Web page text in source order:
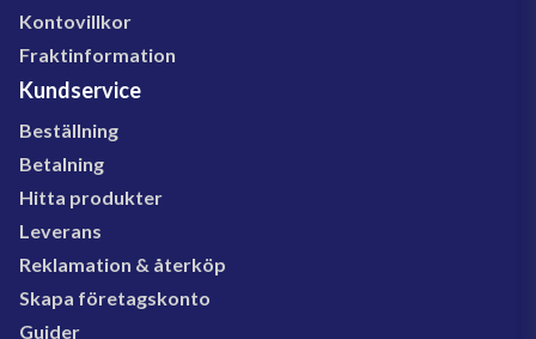
Kontovillkor
Fraktinformation
Kundservice
Beställning
Betalning
Hitta produkter
Leverans
Reklamation & återköp
Skapa företagskonto
Guider